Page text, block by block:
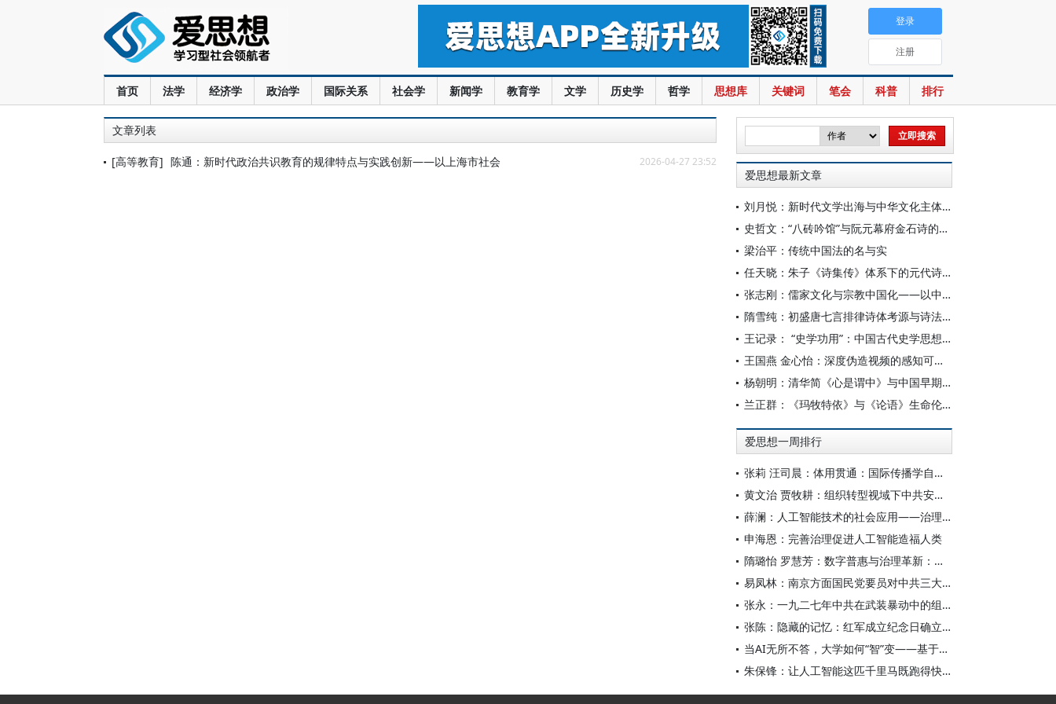
首页 法学 经济学 政治学 国际关系 社会学 新闻学 教育学 文学 历史学 哲学 思想库 关键词 笔会 科普 排行
登录
注册
文章列表
[高等教育] 陈通：新时代政治共识教育的规律特点与实践创新——以上海市社会 2026-04-27 23:52
爱思想最新文章
刘月悦：新时代文学出海与中华文化主体性建构
史哲文：“八砖吟馆”与阮元幕府金石诗的学人品格、诗学祈向
梁治平：传统中国法的名与实
任天晓：朱子《诗集传》体系下的元代诗学知识变革
张志刚：儒家文化与宗教中国化——以中国宗教通史为线索的学理沉思
隋雪纯：初盛唐七言排律诗体考源与诗法复变
王记录： “史学功用”：中国古代史学思想体系的核心
王国燕 金心怡：深度伪造视频的感知可信度：视觉素养和认知倾向的双重影响研究
杨朝明：清华简《心是谓中》与中国早期心论——脉络重审、学术反思及古典学范式转型
兰正群：《玛牧特依》与《论语》生命伦理的认知共性
爱思想一周排行
张莉 汪司晨：体用贯通：国际传播学自主知识体系的建构逻辑与学科交叉进路
黄文治 贾牧耕：组织转型视域下中共安徽省临时委员会的“两建两废”（1927—1931）
薛澜：人工智能技术的社会应用——治理挑战
申海恩：完善治理促进人工智能造福人类
隋璐怡 罗慧芳：数字普惠与治理革新：中国人工智能赋能全球南方发展
易凤林：南京方面国民党要员对中共三大起义的反应
张永：一九二七年中共在武装暴动中的组织转型
张陈：隐藏的记忆：红军成立纪念日确立前中共对南昌起义的纪念
当AI无所不答，大学如何“智”变——基于全国400余所高校本科生AI使用情况的调查与思考
朱保锋：让人工智能这匹千里马既跑得快又跑得稳